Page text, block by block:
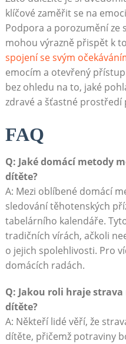
klíčové zaměřit se na
Podpora a porozumění
mohou výrazně přispět k
spojení se svým
emocím a otevřený
bez ohledu na to, jaké
zdravé a šťastné prostředí
FAQ
Q: Jaké domácí metody
dítěte?
A: Mezi oblíbené domácí
sledování těhotenských
tabelárního kalendáře.
tradičních vírách, ačkoli
o jejich spolehlivosti. Pro
domácích radách.
Q: Jakou roli hraje
dítěte?
A: Někteří lidé věří, že
dítěte, přičemž potraviny